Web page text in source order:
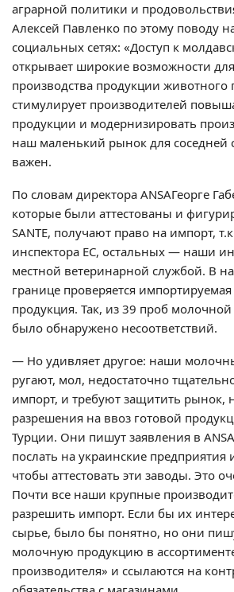
аграрной политики и
Алексей Павленко по этому поводу
социальных сетях: «Доступ к
открывает широкие возможности
производства продукции
стимулирует производителей
продукции и модернизировать
наш маленький рынок для соседней
важен.
По словам директора ANSAГеорге
которые были аттестованы и
SANTE, получают право на импорт,
инспектора ЕС, остальных — наши
местной ветеринарной службой. В
границе проверяется
продукция. Так, из 39 проб
было обнаружено несоответствий.
— Но удивляет другое: наши
ругают, мол, недостаточно
импорт, и требуют защитить рынок,
разрешения на ввоз готовой
Турции. Они пишут заявления в
послать на украинские предприятия
чтобы аттестовать эти заводы. Это
Почти все наши крупные
разрешить импорт. Если бы их
сырье, было бы понятно, но они
молочную продукцию в
производителя» и ссылаются на